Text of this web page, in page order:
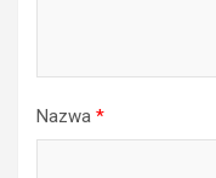
Nazwa *